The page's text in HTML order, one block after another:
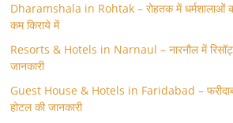
Dharamshala in Rohtak – रोहतक में धर्मशालाओं की
कम किराये में
Resorts & Hotels in Narnaul – नारनौल में
जानकारी
Guest House & Hotels in Faridabad –
होटल की जानकारी